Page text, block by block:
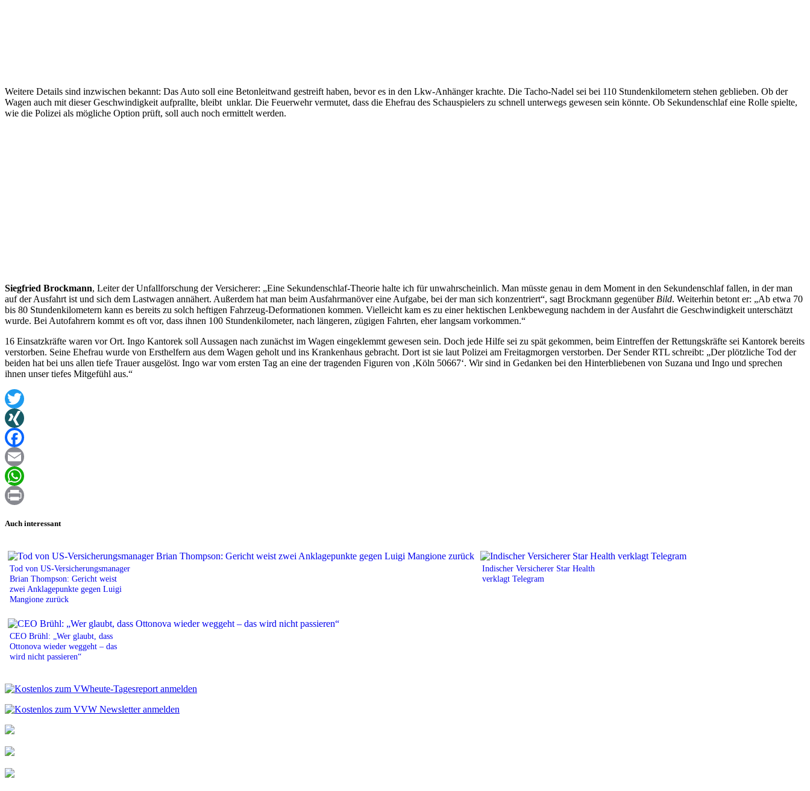
Weitere Details sind inzwischen bekannt: Das Auto soll eine Betonleitwand gestreift haben, bevor es in den Lkw-Anhänger krachte. Die Tacho-Nadel sei bei 110 Stundenkilometern stehen geblieben. Ob der
Wagen auch mit dieser Geschwindigkeit aufprallte, bleibt unklar. Die Feuerwehr vermutet, dass die Ehefrau des Schauspielers zu schnell unterwegs gewesen sein könnte. Ob Sekundenschlaf eine Rolle spielte,
wie die Polizei als mögliche Option prüft, soll auch noch ermittelt werden.
Siegfried Brockmann, Leiter der Unfallforschung der Versicherer: „Eine Sekundenschlaf-Theorie halte ich für unwahrscheinlich. Man müsste genau in dem Moment in den Sekundenschlaf fallen, in der man
auf der Ausfahrt ist und sich dem Lastwagen annähert. Außerdem hat man beim Ausfahrmanöver eine Aufgabe, bei der man sich konzentriert“, sagt Brockmann gegenüberBild. Weiterhin betont er: „Ab etwa 70
bis 80 Stundenkilometern kann es bereits zu solch heftigen Fahrzeug-Deformationen kommen. Vielleicht kam es zu einer hektischen Lenkbewegung nachdem in der Ausfahrt die Geschwindigkeit unterschätzt
wurde. Bei Autofahrern kommt es oft vor, dass ihnen 100 Stundenkilometer, nach längeren, zügigen Fahrten, eher langsam vorkommen.“
16 Einsatzkräfte waren vor Ort. Ingo Kantorek soll Aussagen nach zunächst im Wagen eingeklemmt gewesen sein. Doch jede Hilfe sei zu spät gekommen, beim Eintreffen der Rettungskräfte sei Kantorek bereits
verstorben. Seine Ehefrau wurde von Ersthelfern aus dem Wagen geholt und ins Krankenhaus gebracht. Dort ist sie laut Polizei am Freitagmorgen verstorben. Der Sender RTL schreibt: „Der plötzliche Tod der
beiden hat bei uns allen tiefe Trauer ausgelöst. Ingo war vom ersten Tag an eine der tragenden Figuren von ‚Köln 50667‘. Wir sind in Gedanken bei den Hinterbliebenen von Suzana und Ingo und sprechen
ihnen unser tiefes Mitgefühl aus.“
Twitter
XING
Facebook
Email
WhatsApp
Auch interessant
Tod von US-Versicherungsmanager
Brian Thompson: Gericht weist
zwei Anklagepunkte gegen Luigi
Mangione zurück
Indischer Versicherer Star Health
verklagt Telegram
CEO Brühl: „Wer glaubt, dass
Ottonova wieder weggeht – das
wird nicht passieren“